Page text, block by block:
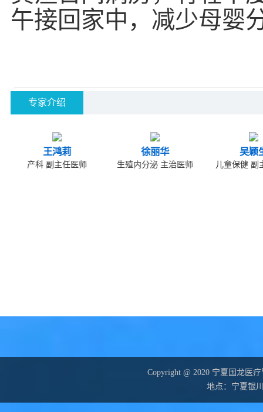
午接回家中，减少母婴
专家介绍
徐丽华
生殖内分泌 主治医师
吴颖生
儿童保健 副主任医师
冯建
儿童保健 副
Copyright @ 2020 宁夏国龙医
地点：宁夏银